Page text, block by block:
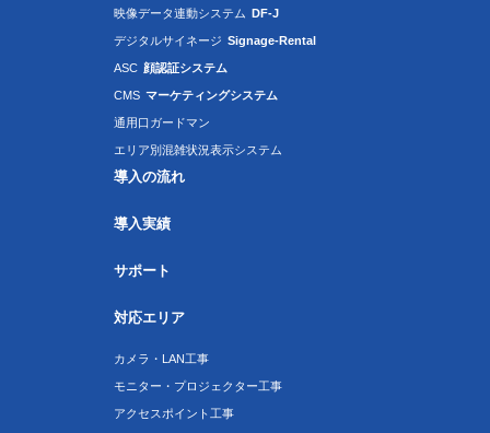
映像データ連動システム DF-J
デジタルサイネージ Signage-Rental
ASC 顔認証システム
CMS マーケティングシステム
通用口ガードマン
エリア別混雑状況表示システム
導入の流れ
導入実績
サポート
対応エリア
カメラ・LAN工事
モニター・プロジェクター工事
アクセスポイント工事